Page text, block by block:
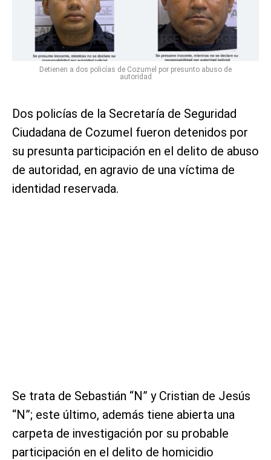
Detienen a dos policías de Cozumel por presunto abuso de
autoridad
Dos policías de la Secretaría de Seguridad
Ciudadana de Cozumel fueron detenidos por
su presunta participación en el delito de abuso
de autoridad, en agravio de una víctima de
identidad reservada.
Se trata de Sebastián “N” y Cristian de Jesús
“N”; este último, además tiene abierta una
carpeta de investigación por su probable
participación en el delito de homicidio